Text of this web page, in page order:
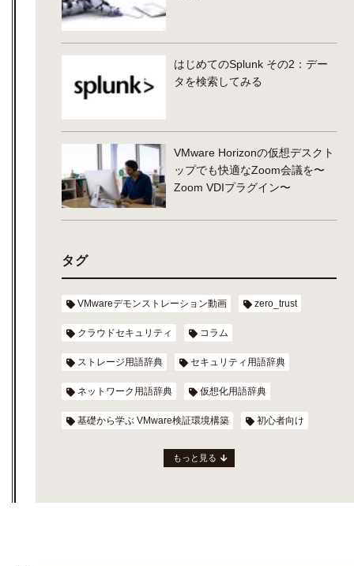
はじめてのSplunk その2：デー
タを検索してみる
VMware Horizonの仮想デスクト
ップでも快適なZoom会議を〜
Zoom VDIプラグイン〜
タグ
VMwareデモンストレーション動画 zero_trust
クラウドセキュリティ コラム
ストレージ用語辞典 セキュリティ用語辞典
ネットワーク用語辞典 仮想化用語辞典
基礎から学ぶ VMware検証環境構築 初心者向け
もっと見る